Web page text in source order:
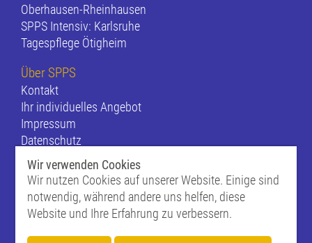
Oberhausen-Rheinhausen
SPPS Intensiv: Karlsruhe
Tagespflege Ötigheim
Über SPPS
Kontakt
Ihr individuelles Angebot
Impressum
Datenschutz
Cookie Settings
Wir verwenden Cookies
Wir nutzen Cookies auf unserer Website. Einige sind
notwendig, während andere uns helfen, diese
Website und Ihre Erfahrung zu verbessern.